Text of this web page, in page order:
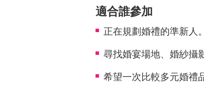
適合誰參加
正在規劃婚禮的準新人。
尋找婚宴場地、婚紗攝
希望一次比較多元婚禮